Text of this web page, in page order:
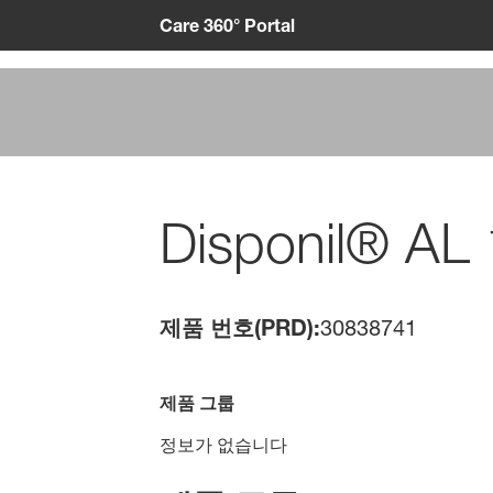
Care 360° Portal
Disponil® AL
제품 번호(PRD):30838741
제품 그룹
정보가 없습니다